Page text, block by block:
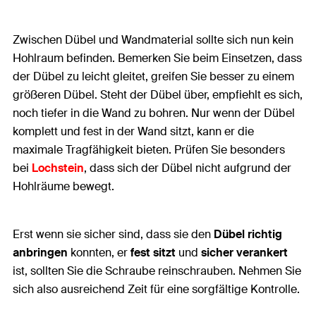
Zwischen Dübel und Wandmaterial sollte sich nun kein
Hohlraum befinden. Bemerken Sie beim Einsetzen, dass
der Dübel zu leicht gleitet, greifen Sie besser zu einem
größeren Dübel. Steht der Dübel über, empfiehlt es sich,
noch tiefer in die Wand zu bohren. Nur wenn der Dübel
komplett und fest in der Wand sitzt, kann er die
maximale Tragfähigkeit bieten. Prüfen Sie besonders
bei Lochstein, dass sich der Dübel nicht aufgrund der
Hohlräume bewegt.
Erst wenn sie sicher sind, dass sie den Dübel richtig
anbringen konnten, erfest sitzt und sicher verankert
ist, sollten Sie die Schraube reinschrauben. Nehmen Sie
sich also ausreichend Zeit für eine sorgfältige Kontrolle.